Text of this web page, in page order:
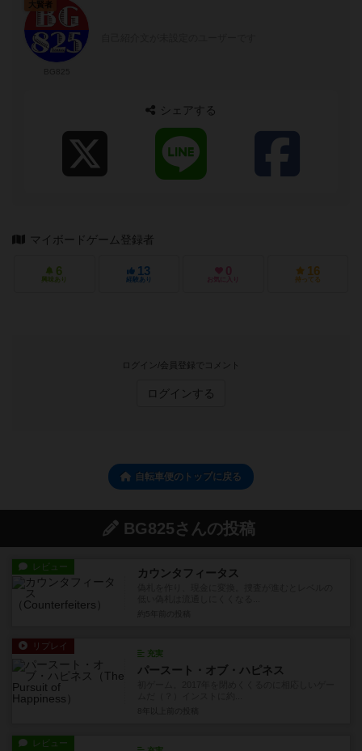
大賢者
シェアする
マイボードゲーム登録者
6
興味あり
13
経験あり
0
お気に入り
16
持ってる
ログイン/会員登録でコメント
ログインする
自転車便のトップに戻る
BG825さんの投稿
レビュー カウンタフィータス
リプレイ
充実
パースート・オブ・ハピネス
レビュー